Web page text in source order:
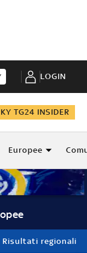
LOGIN
TG24 INSIDER
Europee
Risultati regionali